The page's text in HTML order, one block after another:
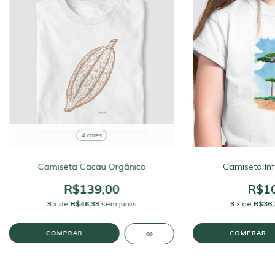
4 cores
Camiseta Cacau Orgânico
R$139,00
3 x de R$46,33 sem juros
COMPRAR
Camiseta
3 x de
COMPRAR